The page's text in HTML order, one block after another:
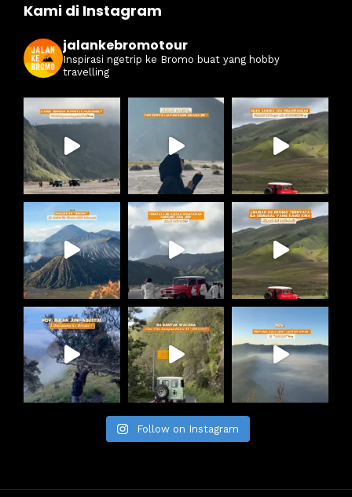
Kami di Instagram
jalankebromotour
Inspirasi ngetrip ke Bromo buat yang hobby
travelling
Follow on Instagram